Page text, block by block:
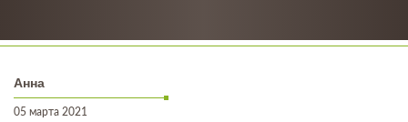
Анна
05 марта 2021